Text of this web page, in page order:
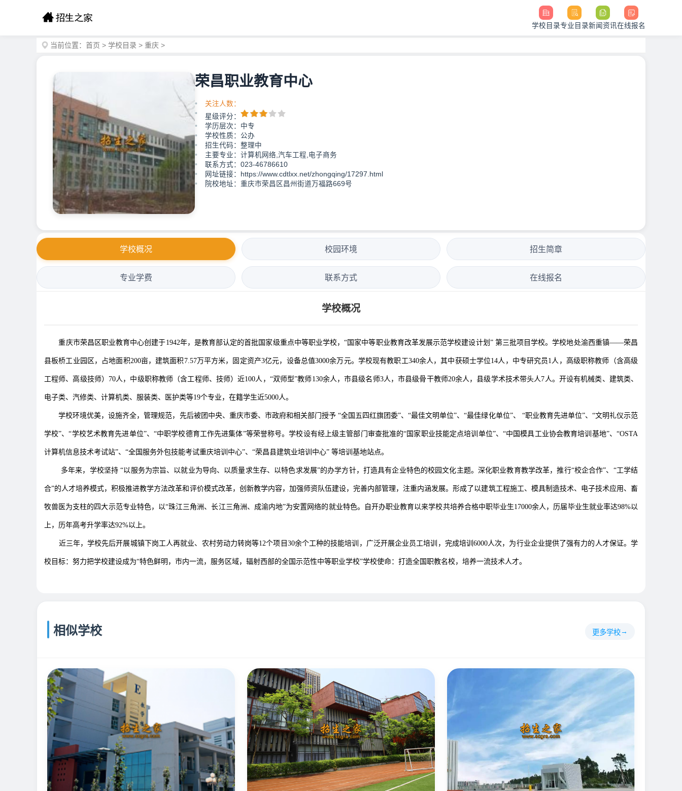
学校目录专业目录新闻资讯在线报名
当前位置： 首页 > 学校目录 > 重庆 >
荣昌职业教育中心
关注人数：
星级评分：
学历层次：中专
学校性质：公办
招生代码：整理中
主要专业：计算机网络,汽车工程,电子商务
联系方式：023-46786610
网址链接：https://www.cdtlxx.net/zhongqing/17297.html
院校地址：重庆市荣昌区昌州街道万福路669号
学校概况 校园环境 招生简章
专业学费 联系方式 在线报名
学校概况
重庆市荣昌区职业教育中心创建于1942年，是教育部认定的首批国家级重点中等职业学校，“国家中等职业教育改革发展示范学校建设计划” 第三批项目学校。学校地处渝西重镇——荣昌
县板桥工业园区，占地面积200亩，建筑面积7.57万平方米，固定资产3亿元，设备总值3000余万元。学校现有教职工340余人，其中获硕士学位14人，中专研究员1人，高级职称教师（含高级
工程师、高级技师）70人，中级职称教师（含工程师、技师）近100人，“双师型”教师130余人，市县级名师3人，市县级骨干教师20余人，县级学术技术带头人7人。开设有机械类、建筑类、
电子类、汽修类、计算机类、服装类、医护类等19个专业，在籍学生近5000人。
学校环境优美，设施齐全，管理规范，先后被团中央、重庆市委、市政府和相关部门授予 “全国五四红旗团委”、“最佳文明单位”、“最佳绿化单位”、 “职业教育先进单位”、“文明礼仪示范
学校”、“学校艺术教育先进单位”、“中职学校德育工作先进集体”等荣誉称号。学校设有经上级主管部门审查批准的“国家职业技能定点培训单位”、“中国模具工业协会教育培训基地”、“OSTA
计算机信息技术考试站”、“全国服务外包技能考试重庆培训中心”、“荣昌县建筑业培训中心” 等培训基地站点。
多年来，学校坚持 “以服务为宗旨、以就业为导向、以质量求生存、以特色求发展”的办学方针，打造具有企业特色的校园文化主题。深化职业教育教学改革，推行“校企合作”、“工学结
合”的人才培养模式，积极推进教学方法改革和评价模式改革，创新教学内容，加强师资队伍建设，完善内部管理，注重内涵发展。形成了以建筑工程施工、模具制造技术、电子技术应用、畜
牧兽医为支柱的四大示范专业特色，以“珠江三角洲、长江三角洲、成渝内地”为安置网络的就业特色。自开办职业教育以来学校共培养合格中职毕业生17000余人，历届毕业生就业率达98%以
上，历年高考升学率达92%以上。
近三年，学校先后开展城镇下岗工人再就业、农村劳动力转岗等12个项目30余个工种的技能培训，广泛开展企业员工培训，完成培训6000人次，为行业企业提供了强有力的人才保证。学
校目标：努力把学校建设成为“特色鲜明，市内一流，服务区域，辐射西部的全国示范性中等职业学校”学校使命：打造全国职教名校，培养一流技术人才。
相似学校 更多学校